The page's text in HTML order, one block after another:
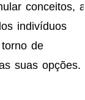
conceitos, a
indivíduos
de
suas opções.